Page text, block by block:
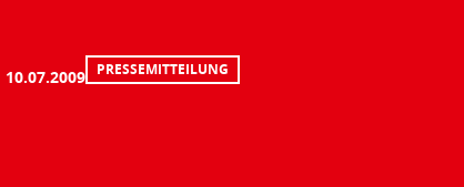
10.07.2009 PRESSEMITTEILUNG